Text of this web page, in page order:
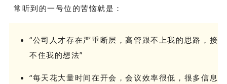
常听到的一号位的苦恼就是：
“公司人才存在严重断层，高管跟不上我的思路，接
不住我的想法”
“每天花大量时间在开会，会议效率很低，很多信息